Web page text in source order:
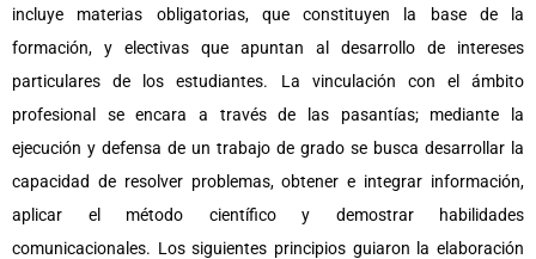
incluye materias obligatorias, que constituyen la base de la
formación, y electivas que apuntan al desarrollo de intereses
particulares de los estudiantes. La vinculación con el ámbito
profesional se encara a través de las pasantías; mediante la
ejecución y defensa de un trabajo de grado se busca desarrollar la
capacidad de resolver problemas, obtener e integrar información,
aplicar el método científico y demostrar habilidades
comunicacionales. Los siguientes principios guiaron la elaboración